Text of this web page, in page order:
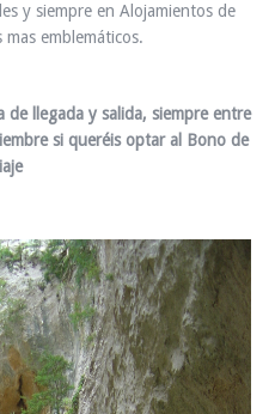
y siempre en Alojamientos de
emblemáticos.
de llegada y salida, siempre entre
si queréis optar al Bono de